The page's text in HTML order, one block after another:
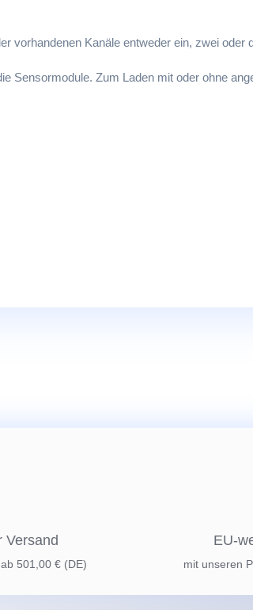
vorhandenen Kanäle entweder ein, zwei oder
Sensormodule. Zum Laden mit oder ohne
Versand
501,00 € (DE)
EU-
mit unseren